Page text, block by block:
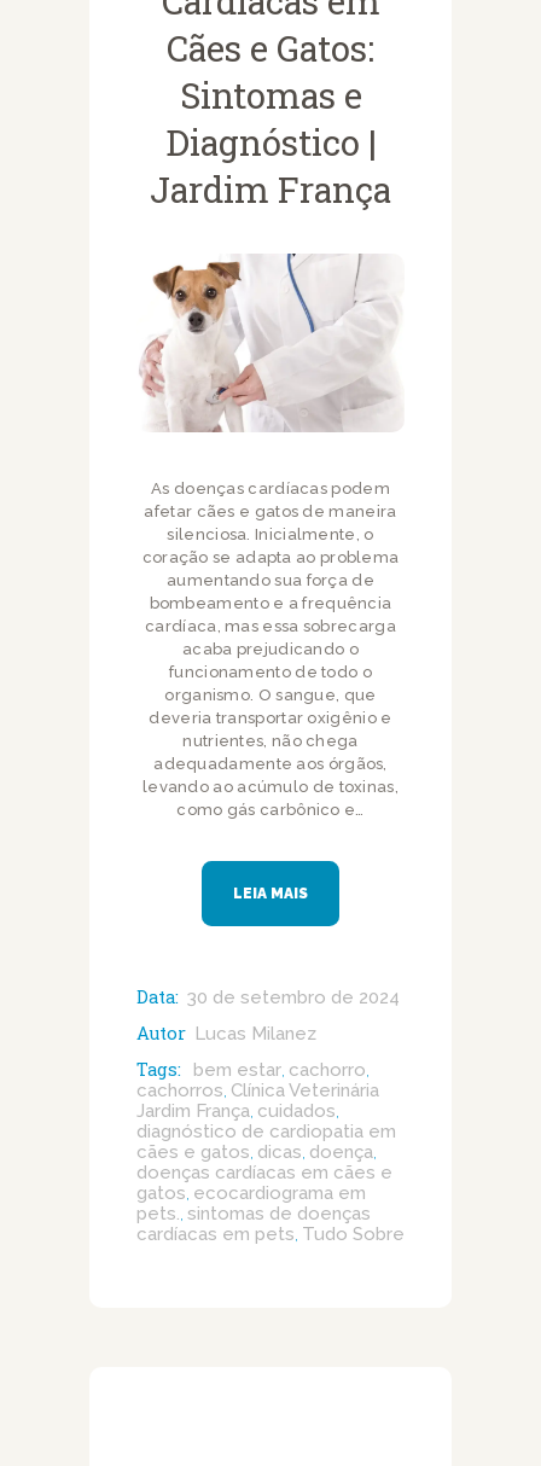
Cães e Gatos:
Sintomas e
Diagnóstico |
Jardim França
As doenças cardíacas podem
afetar cães e gatos de maneira
silenciosa. Inicialmente, o
coração se adapta ao problema
aumentando sua força de
bombeamento e a frequência
cardíaca, mas essa sobrecarga
acaba prejudicando o
funcionamento de todo o
organismo. O sangue, que
deveria transportar oxigênio e
nutrientes, não chega
adequadamente aos órgãos,
levando ao acúmulo de toxinas,
como gás carbônico e…
LEIA MAIS
Data: 30 de setembro de 2024
Autor Lucas Milanez
Tags: bem estar, cachorro,
cachorros, Clínica Veterinária
Jardim França, cuidados,
diagnóstico de cardiopatia em
cães e gatos, dicas, doença,
doenças cardíacas em cães e
gatos, ecocardiograma em
pets., sintomas de doenças
cardíacas em pets, Tudo Sobre